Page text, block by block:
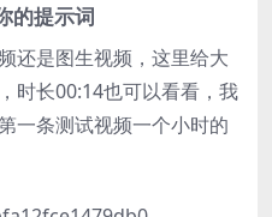
的提示词
还是图生视频，这里给大
时长00:14也可以看看，我
一条测试视频一个小时的